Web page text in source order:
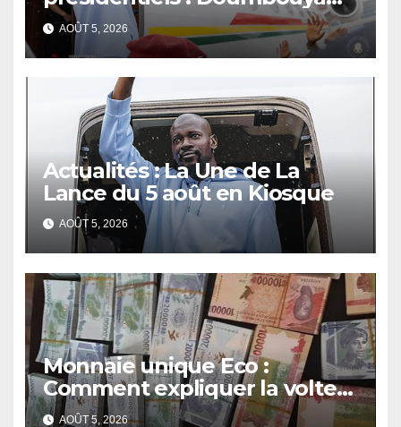
s’envole, l’opposition s’agite,
l’armée rassure
AOÛT 5, 2026
Actualités : La Une de La
Lance du 5 août en Kiosque
AOÛT 5, 2026
Monnaie unique Eco :
Comment expliquer la volte-
face de la Guinée
AOÛT 5, 2026